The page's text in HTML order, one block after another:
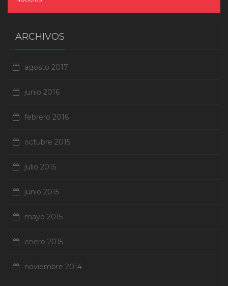
ARCHIVOS
agosto 2017
junio 2016
febrero 2016
octubre 2015
julio 2015
junio 2015
mayo 2015
enero 2015
noviembre 2014